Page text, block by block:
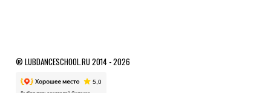
® LUBDANCESCHOOL.RU 2014 - 2026